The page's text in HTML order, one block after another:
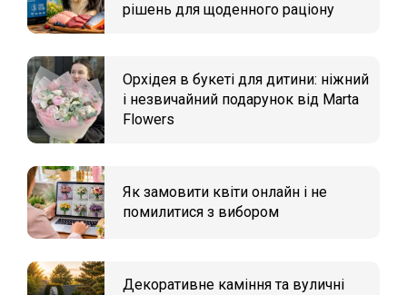
рішень для щоденного раціону
Орхідея в букеті для дитини: ніжний
і незвичайний подарунок від Marta
Flowers
Як замовити квіти онлайн і не
помилитися з вибором
Декоративне каміння та вуличні